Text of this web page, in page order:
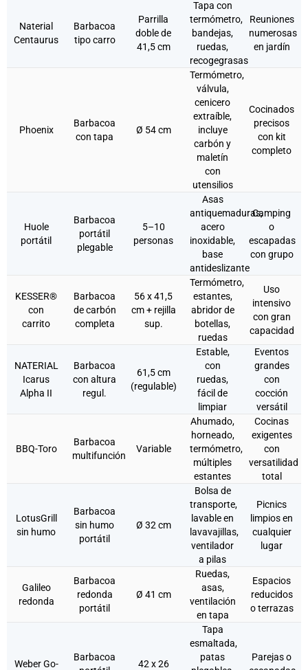
Naterial
Centaurus
Barbacoa
tipo carro
Parrilla
doble de
41,5 cm
Tapa con
termómetro,
bandejas,
ruedas,
recogegrasas
Reuniones
numerosas
en jardín
Phoenix
Barbacoa
con tapa
Ø 54 cm
Termómetro,
válvula,
cenicero
extraíble,
incluye
carbón y
maletín
con
utensilios
Cocinados
precisos
con kit
completo
Huole
portátil
Barbacoa
portátil
plegable
5–10
personas
Asas
antiquemaduras,
acero
inoxidable,
base
antideslizante
Camping
o
escapadas
con grupo
KESSER®
con
carrito
Barbacoa
de carbón
completa
56 x 41,5
cm + rejilla
sup.
Termómetro,
estantes,
abridor de
botellas,
ruedas
Uso
intensivo
con gran
capacidad
NATERIAL
Icarus
Alpha II
Barbacoa
con altura
regul.
61,5 cm
(regulable)
Estable,
con
ruedas,
fácil de
limpiar
Eventos
grandes
con
cocción
versátil
BBQ-Toro
Barbacoa
multifunción
Variable
Ahumado,
horneado,
termómetro,
múltiples
estantes
Cocinas
exigentes
con
versatilidad
total
LotusGrill
sin humo
Barbacoa
sin humo
portátil
Ø 32 cm
Bolsa de
transporte,
lavable en
lavavajillas,
ventilador
a pilas
Picnics
limpios en
cualquier
lugar
Galileo
redonda
Barbacoa
redonda
portátil
Ø 41 cm
Ruedas,
asas,
ventilación
en tapa
Espacios
reducidos
o terrazas
Weber Go-
Barbacoa
42 x 26
Tapa
esmaltada,
patas
Parejas o